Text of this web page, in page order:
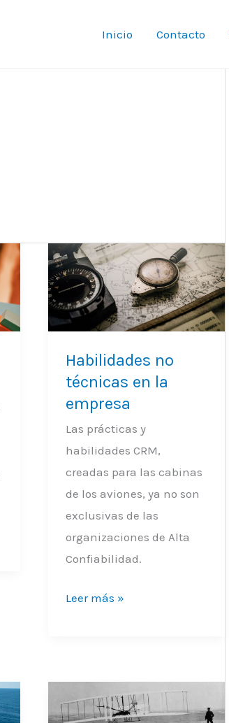
Inicio Contacto
Habilidades no
técnicas en la
empresa
Las prácticas y
habilidades CRM,
creadas para las cabinas
de los aviones, ya no son
exclusivas de las
organizaciones de Alta
Confiabilidad.
Habilidades
no
técnicas
en
la
empresa
Leer más »
Rienda